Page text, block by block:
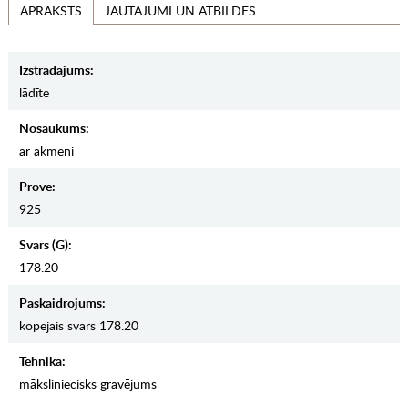
APRAKSTS JAUTĀJUMI UN ATBILDES
Izstrādājums:
lādīte
Nosaukums:
ar akmeni
Prove:
925
Svars (g):
178.20
Paskaidrojums:
kopejais svars 178.20
Tehnika:
māksliniecisks gravējums